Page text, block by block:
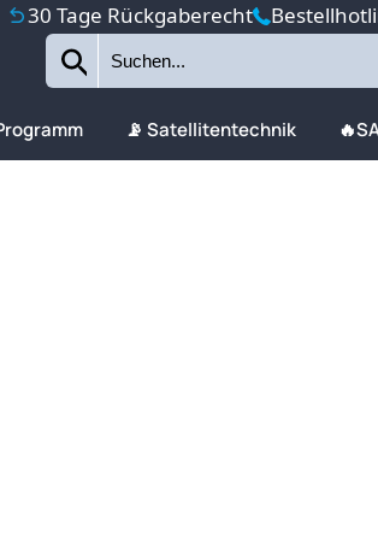
30 Tage Rückgaberecht
📡 Satellitentechnik